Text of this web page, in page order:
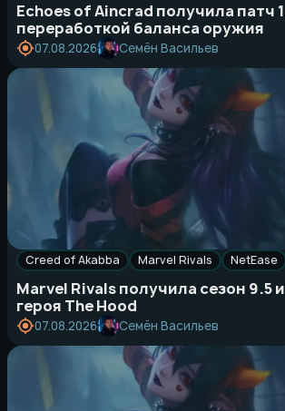
Echoes of Aincrad получила патч
переработкой баланса оружия
07.08.2026 Семён Васильев
Creed of Akabba Marvel Rivals NetEase
Marvel Rivals получила сезон 9.5
героя The Hood
07.08.2026 Семён Васильев